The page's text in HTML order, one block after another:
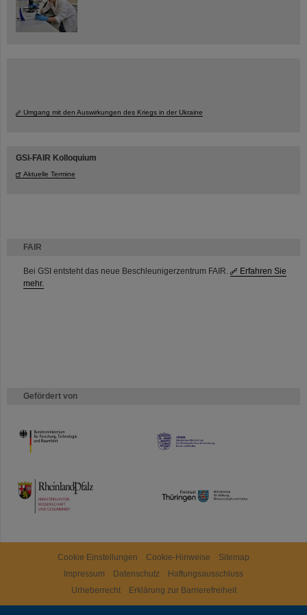
FAIR
Bei GSI entsteht das neue Beschleunigerzentrum FAIR.
Erfahren Sie
mehr.
Gefördert von
HMWK
TMWWDG
Umgang mit den Auswirkungen des Kriegs in der Ukraine
GSI-FAIR Kolloquium
Aktuelle Termine
Cookie Einstellungen Cookie-Hinweise
Sitemap
Impressum
Datenschutz
Haftungsausschluss
Urheberrecht
Erklärung zur Barrierefreiheit